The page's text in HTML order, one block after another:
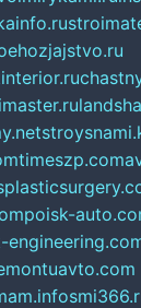
timeszp.com
poisk-